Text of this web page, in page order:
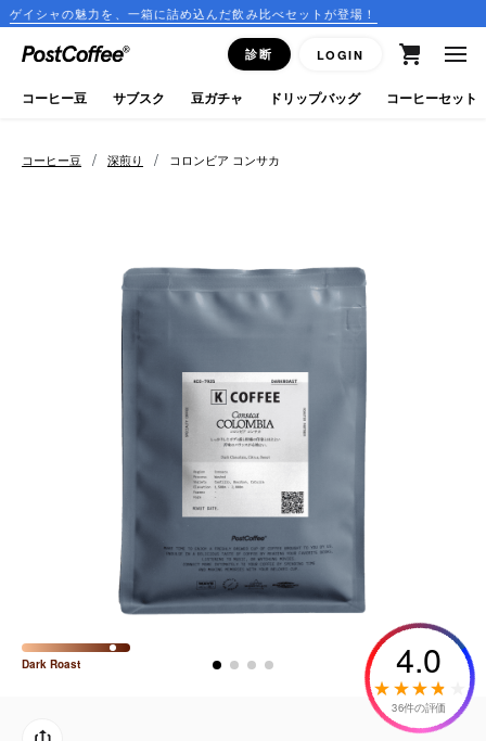
を、一箱に詰め込んだ飲み比べセットが登場！
診断 LOGIN
close
ログイン
新規会員登録
keyboard_arrow_right
ドリップバッグ
ミルク・フード類
CFFBNS
ギフトセット
コーヒー豆 / 深煎り / コロンビア コンサカ
Dark Roast 4.0
36件の評価
コーヒー豆 サブスク 豆ガチャ ドリップバッグ コーヒーセット